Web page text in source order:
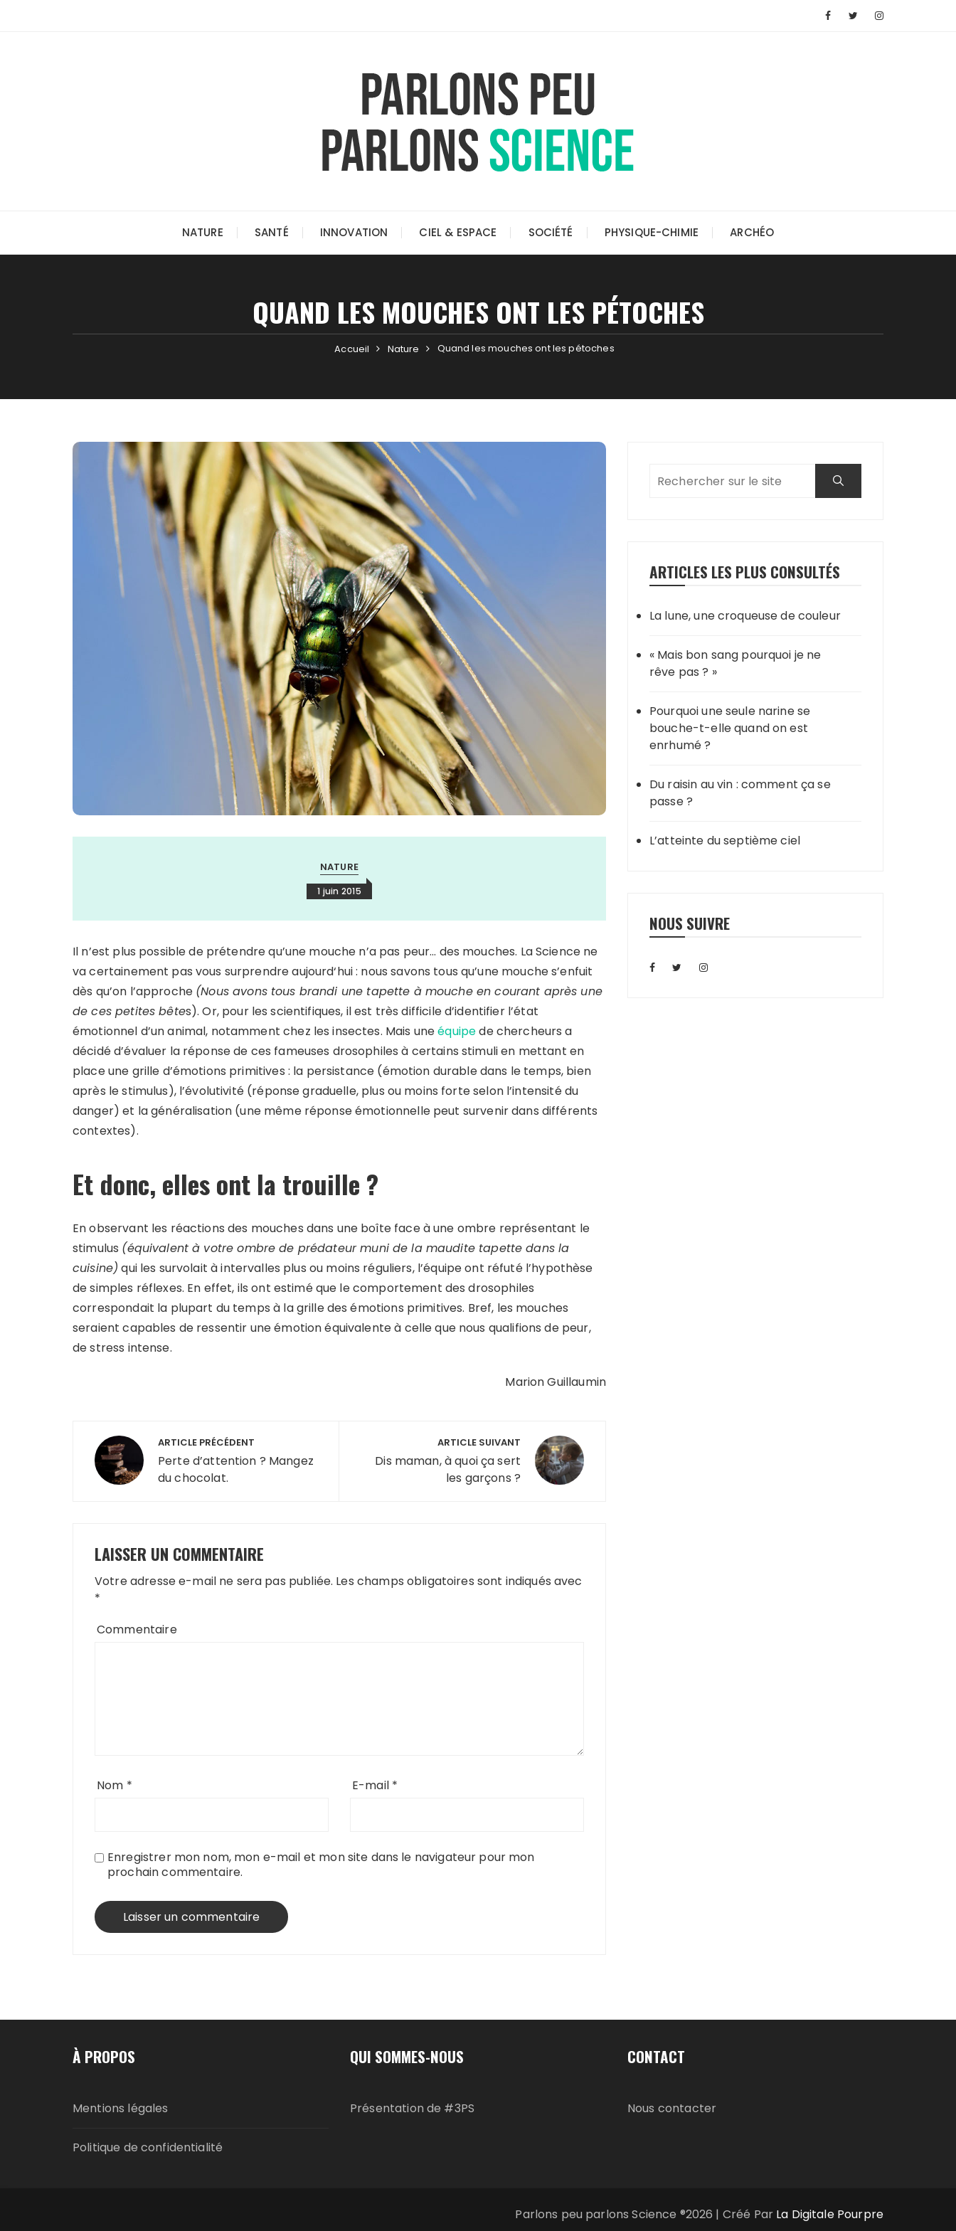
NATURE SANTÉ INNOVATION CIEL & ESPACE SOCIÉTÉ PHYSIQUE-CHIMIE ARCHÉO
QUAND LES MOUCHES ONT LES PÉTOCHES
Accueil Nature Quand les mouches ont les pétoches
NATURE
1 juin 2015
Il n’est plus possible de prétendre qu’une mouche n’a pas peur… des mouches. La Science ne
va certainement pas vous surprendre aujourd‘hui : nous savons tous qu’une mouche s’enfuit
dès qu’on l’approche (Nous avons tous brandi une tapette à mouche en courant après une
de ces petites bêtes). Or, pour les scientifiques, il est très difficile d’identifier l’état
émotionnel d’un animal, notamment chez les insectes. Mais uneéquipede chercheurs a
décidé d’évaluer la réponse de ces fameuses drosophiles à certains stimuli en mettant en
place une grille d’émotions primitives : la persistance (émotion durable dans le temps, bien
après le stimulus), l’évolutivité (réponse graduelle, plus ou moins forte selon l’intensité du
danger) et la généralisation (une même réponse émotionnelle peut survenir dans différents
contextes).
Et donc, elles ont la trouille ?
En observant les réactions des mouches dans une boîte face à une ombre représentant le
stimulus (équivalent à votre ombre de prédateur muni de la maudite tapette dans la
cuisine) qui les survolait à intervalles plus ou moins réguliers, l’équipe ont réfuté l’hypothèse
de simples réflexes. En effet, ils ont estimé que le comportement des drosophiles
correspondait la plupart du temps à la grille des émotions primitives. Bref, les mouches
seraient capables de ressentir une émotion équivalente à celle que nous qualifions de peur,
de stress intense.
Marion Guillaumin
Navigation
de
l’article
ARTICLE PRÉCÉDENT
Perte d’attention ? Mangez
du chocolat.
ARTICLE SUIVANT
Dis maman, à quoi ça sert
les garçons ?
LAISSER UN COMMENTAIRE
Votre adresse e-mail ne sera pas publiée. Les champs obligatoires sont indiqués avec
*
Commentaire
Nom * E-mail *
Enregistrer mon nom, mon e-mail et mon site dans le navigateur pour mon
prochain commentaire.
ARTICLES LES PLUS CONSULTÉS
La lune, une croqueuse de couleur
« Mais bon sang pourquoi je ne
rêve pas ? »
Pourquoi une seule narine se
bouche-t-elle quand on est
enrhumé ?
Du raisin au vin : comment ça se
passe ?
L’atteinte du septième ciel
NOUS SUIVRE
À PROPOS
Mentions légales
Politique de confidentialité
QUI SOMMES-NOUS
Présentation de #3PS
CONTACT
Nous contacter
Parlons peu parlons Science ®2026 | Créé Par La Digitale Pourpre